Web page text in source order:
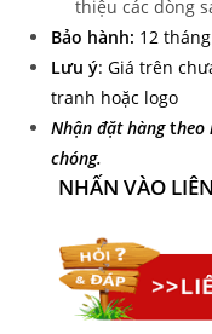
thiệu các dòng
Bảo hành: 12 tháng
Lưu ý: Giá trên
tranh hoặc logo
Nhận đặt hàngtheo
chóng.
NHẤN VÀO